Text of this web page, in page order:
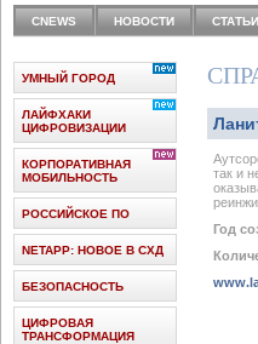
цифровизироваться со
скоростью крупных
CNEWS НОВОСТИ СТАТЬИ
так и
Год
УМНЫЙ ГОРОД
ЛАЙФХАКИ
ЦИФРОВИЗАЦИИ
КОРПОРАТИВНАЯ
МОБИЛЬНОСТЬ
РОССИЙСКОЕ ПО
NETAPP: НОВОЕ В СХД
БЕЗОПАСНОСТЬ
ЦИФРОВАЯ
ТРАНСФОРМАЦИЯ